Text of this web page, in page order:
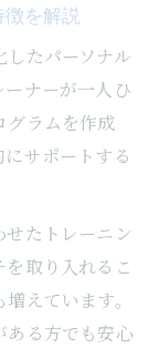
グ活用術
ナルジムを
案
く理由と
康的に痩せ
くダイエッ
を解説
たパーソナル
ナーが一人ひ
グラムを作成
サポートする
たトレーニン
取り入れるこ
えています。
ある方でも安心